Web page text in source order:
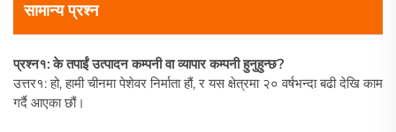
सामान्य प्रश्न
प्रश्न१: के तपाईं उत्पादन कम्पनी वा व्यापार कम्पनी हुनुहुन्छ?
उत्तर१: हो, हामी चीनमा पेशेवर निर्माता हौं, र यस क्षेत्रमा २० वर्षभन्दा बढी देखि काम
गर्दै आएका छौं।